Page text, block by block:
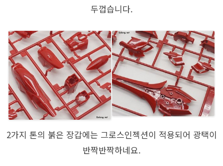
두껍습니다.
2가지 톤의 붉은 장갑에는 그로스인젝션이 적용되어 광택이
반짝반짝하네요.